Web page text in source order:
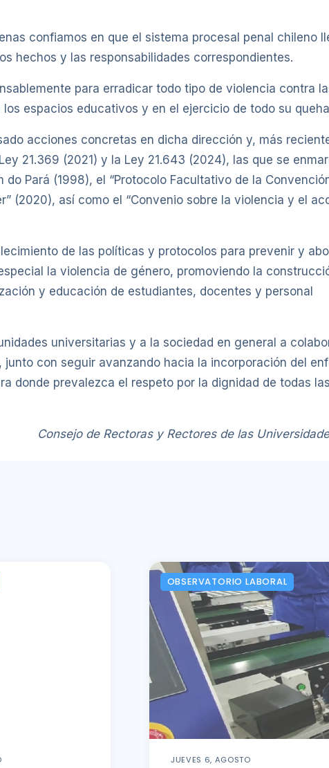
confiamos en que el sistema procesal penal chileno
hechos y las responsabilidades correspondientes.
para erradicar todo tipo de violencia contra
espacios educativos y en el ejercicio de todo su
acciones concretas en dicha dirección y, más
21.369 (2021) y la Ley 21.643 (2024), las que se
Pará (1998), el “Protocolo Facultativo de la
(2020), así como el “Convenio sobre la violencia y el
de las políticas y protocolos para prevenir y
la violencia de género, promoviendo la
y educación de estudiantes, docentes y personal
universitarias y a la sociedad en general a
con seguir avanzando hacia la incorporación del
donde prevalezca el respeto por la dignidad de todas las
Consejo de Rectoras y Rectores de las
OBSERVATORIO LABORAL
JUEVES 6, AGOSTO